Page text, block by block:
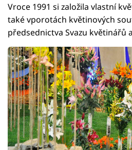
Vroce 1991 si založila vlastní
také vporotách květinových
předsednictva Svazu květinářů